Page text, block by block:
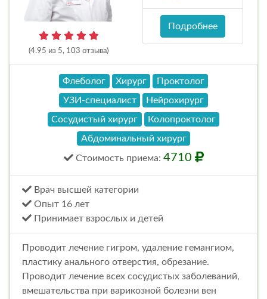
(4.95 из 5, 103 отзыва)
Подробнее
Флеболог Хирург
Проктолог
УЗИ-специалист
Нейрохирург
Сосудистый хирург
Колопроктолог
Абдоминальный хирург
Стоимость приема: 4710
Врач высшей категории
Опыт 16 лет
Принимает взрослых и детей
Проводит лечение гигром, удаление гемангиом,
пластику анального отверстия, обрезание.
Проводит лечение всех сосудистых заболеваний,
вмешательства при варикозной болезни вен